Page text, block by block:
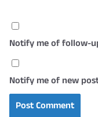
Notify me of follow-
Notify me of new